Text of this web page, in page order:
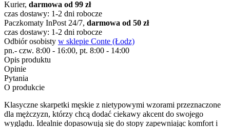
Kurier, darmowa od 99 zł
czas dostawy: 1-2 dni robocze
Paczkomaty InPost 24/7, darmowa od 50 zł
czas dostawy: 1-2 dni robocze
Odbiór osobisty w sklepie Conte (Łodz)
pn.- czw. 8:00 - 16:00, pt. 8:00 - 14:00
Opis produktu
Opinie
Pytania
O produkcie
Klasyczne skarpetki męskie z nietypowymi wzorami przeznaczone
dla mężczyzn, którzy chcą dodać ciekawy akcent do swojego
wyglądu. Idealnie dopasowują się do stopy zapewniając komfort i